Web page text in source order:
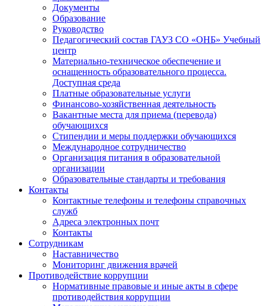
Документы
Образование
Руководство
Педагогический состав ГАУЗ СО «ОНБ» Учебный
центр
Материально-техническое обеспечение и
оснащенность образовательного процесса.
Доступная среда
Платные образовательные услуги
Финансово-хозяйственная деятельность
Вакантные места для приема (перевода)
обучающихся
Стипендии и меры поддержки обучающихся
Международное сотрудничество
Организация питания в образовательной
организации
Образовательные стандарты и требования
Контакты
Контактные телефоны и телефоны справочных
служб
Адреса электронных почт
Контакты
Сотрудникам
Наставничество
Мониторинг движения врачей
Противодействие коррупции
Нормативные правовые и иные акты в сфере
противодействия коррупции